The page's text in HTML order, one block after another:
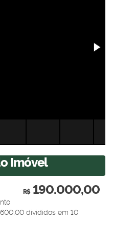
Imóvel
R$190.000,00
600,00 divididos em 10